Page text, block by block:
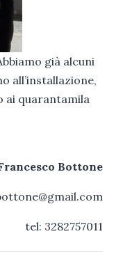
già alcuni
all’installazione,
ai quarantamila
Bottone
tel: 3282757011